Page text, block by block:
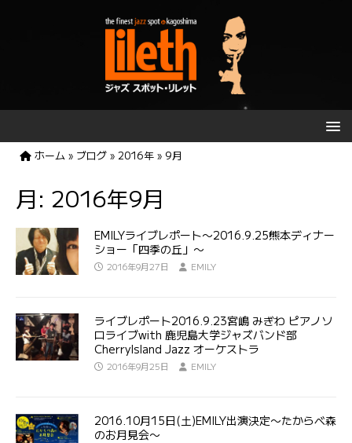
ホーム » ブログ » 2016年 » 9月
月: 2016年9月
EMILYライブレポート〜2016.9.25熊本ディナー
ショー「四季の丘」〜
2016年9月27日 EMILY
ライブレポート2016.9.23宮嶋 みぎわ ピアノソ
ロライブwith 鹿児島大学ジャズバンド部
CherryIsland Jazz オーケストラ
2016年9月25日 EMILY
2016.10月15日(土)EMILY出演決定〜たからべ森
のお月見会〜